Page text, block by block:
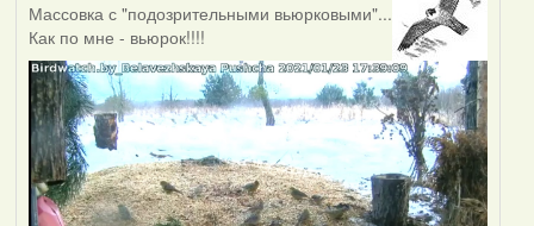
Массовка с "подозрительными вьюрковыми"...
Как по мне - вьюрок!!!!